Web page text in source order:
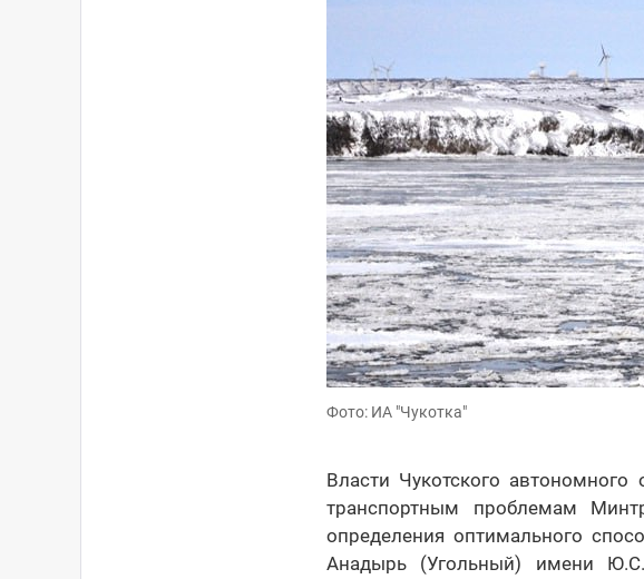
Фото: ИА "Чукотка"
Власти Чукотского
транспортным проблемам
определения оптимального
Анадырь (Угольный) имени